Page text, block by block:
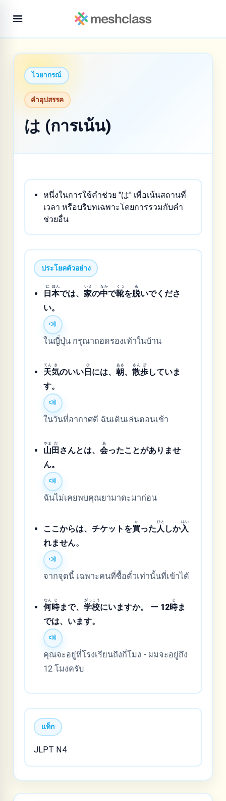
ไวยากรณ์
คำอุปสรรค
は (การเน้น)
หนึ่งในการใช้คำช่วย "は" เพื่อเน้นสถานที่
เวลา หรือบริบทเฉพาะโดยการรวมกับคำ
ช่วยอื่น
ประโยคตัวอย่าง
日
に
本
ほん
では、家
いえ
の中
なか
で靴
くつ
を脱
ぬ
いでくださ
い。
ในญี่ปุ่น กรุณาถอดรองเท้าในบ้าน
天
てん
気
き
のいい日
ひ
には、朝
あさ
、散
さん
歩
ぽ
していま
す。
ในวันที่อากาศดี ฉันเดินเล่นตอนเช้า
山
やま
田
だ
さんとは、会
あ
ったことがありませ
ん。
ฉันไม่เคยพบคุณยามาดะมาก่อน
ここからは、チケットを買
か
った 人
ひと
しか入
はい
れません。
จากจุดนี้ เฉพาะคนที่ซื้อตั๋วเท่านั้นที่เข้าได้
何
なん
時
じ
まで、学
がっ
校
こう
にいますか。 ー 12時
じ
ま
では、います。
คุณจะอยู่ที่โรงเรียนถึงกี่โมง - ผมจะอยู่ถึง
12 โมงครับ
แท็ก
JLPT N4